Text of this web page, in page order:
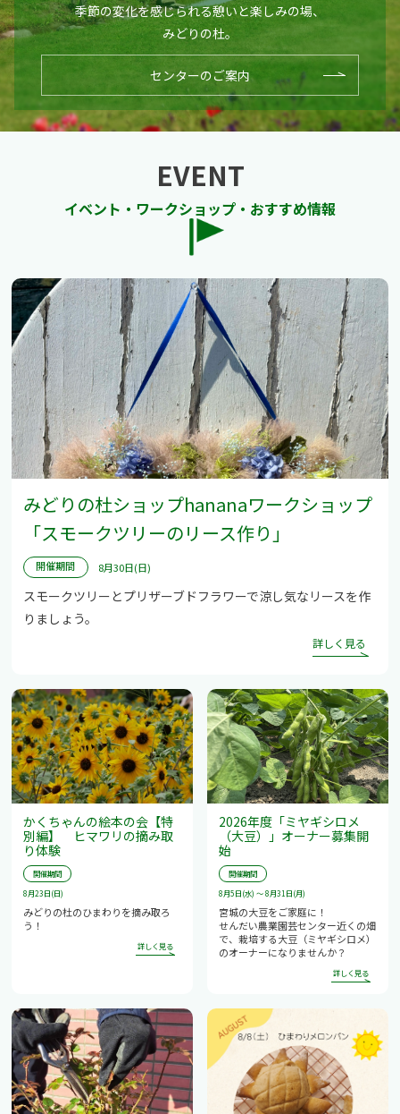
季節の変化を感じられる憩いと楽しみの場、
みどりの杜。
センターのご案内
EVENT
イベント・ワークショップ・おすすめ情報
みどりの杜ショップhananaワークショップ
「スモークツリーのリース作り」
開催期間 8月30日(日)
スモークツリーとプリザーブドフラワーで涼し気なリースを作
りましょう。
詳しく見る
かくちゃんの絵本の会【特
別編】 ヒマワリの摘み取
り体験
開催期間
8月23日(日)
みどりの杜のひまわりを摘み取ろ
う！
2026年度「ミヤギシロメ
（大豆）」オーナー募集開
始
開催期間
8月5日(水) ～ 8月31日(月)
宮城の大豆をご家庭に！
せんだい農業園芸センター近くの畑
で、栽培する大豆（ミヤギシロメ）
のオーナーになりませんか？